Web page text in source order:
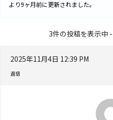
より9ヶ月前に更新されました。
3件の投稿を表示中
2025年11月4日 12:39 PM
返信